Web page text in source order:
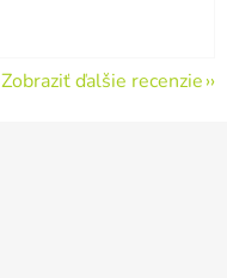
Zobraziť ďalšie recenzie